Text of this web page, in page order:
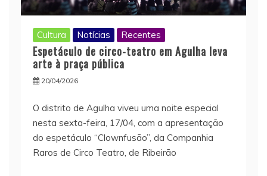
Cultura Notícias Recentes
Espetáculo de circo-teatro em Agulha leva
arte à praça pública
20/04/2026
O distrito de Agulha viveu uma noite especial
nesta sexta-feira, 17/04, com a apresentação
do espetáculo “Clownfusão”, da Companhia
Raros de Circo Teatro, de Ribeirão